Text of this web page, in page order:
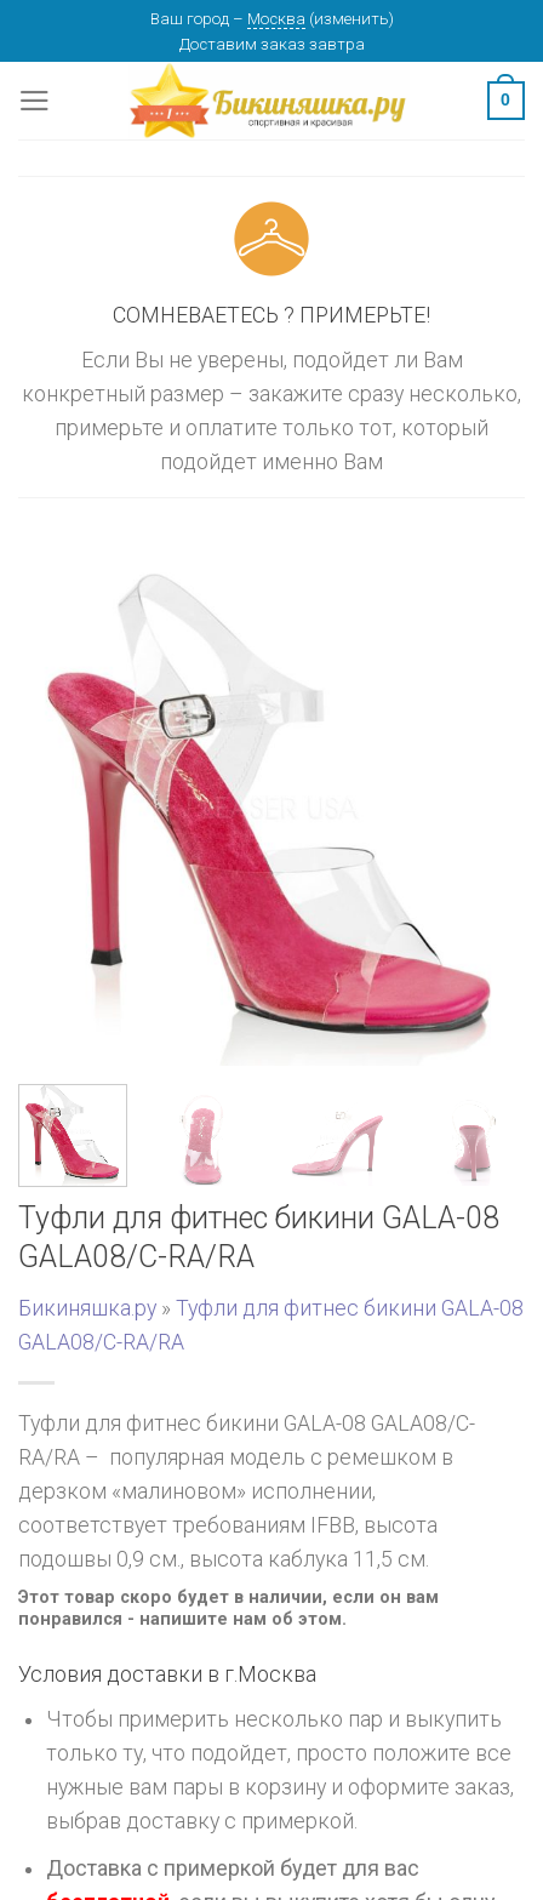
content
Ваш город – Москва (изменить)
Доставим заказ завтра
0
СОМНЕВАЕТЕСЬ ? ПРИМЕРЬТЕ!
Если Вы не уверены, подойдет ли Вам
конкретный размер – закажите сразу несколько,
примерьте и оплатите только тот, который
подойдет именно Вам
Туфли для фитнес бикини GALA-08
GALA08/C-RA/RA
Бикиняшка.ру » Туфли для фитнес бикини GALA-08
GALA08/C-RA/RA
Туфли для фитнес бикини GALA-08 GALA08/C-
RA/RA – популярная модель с ремешком в
дерзком «малиновом» исполнении,
соответствует требованиям IFBB, высота
подошвы 0,9 см., высота каблука 11,5 см.
Этот товар скоро будет в наличии, если он вам
понравился - напишите нам об этом.
изменить
Условия доставки в г. Москва
Чтобы примерить несколько пар и выкупить
только ту, что подойдет, просто положите все
нужные вам пары в корзину и оформите заказ,
выбрав доставку с примеркой.
Доставка с примеркой будет для вас